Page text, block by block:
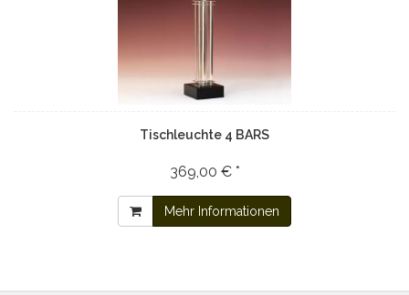
Tischleuchte 4 BARS
369,00 € *
Mehr Informationen